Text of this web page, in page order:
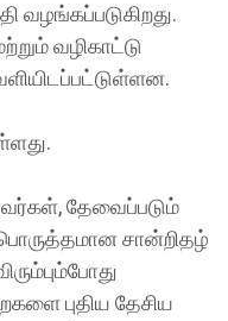
வழங்கப்படுகிறது.
வழிகாட்டு
தேவைப்படும்
பொருத்தமான சான்றிதழ்
புதிய தேசிய